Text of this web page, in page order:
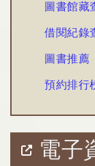
圖書館藏
借閱紀錄
圖書推薦
預約排行
電子